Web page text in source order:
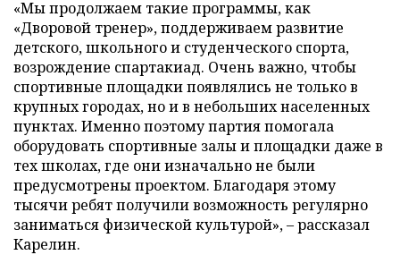
«Мы продолжаем такие программы, как
«Дворовой тренер», поддерживаем развитие
детского, школьного и студенческого спорта,
возрождение спартакиад. Очень важно, чтобы
спортивные площадки появлялись не только в
крупных городах, но и в небольших населенных
пунктах. Именно поэтому партия помогала
оборудовать спортивные залы и площадки даже в
тех школах, где они изначально не были
предусмотрены проектом. Благодаря этому
тысячи ребят получили возможность регулярно
заниматься физической культурой», – рассказал
Карелин.